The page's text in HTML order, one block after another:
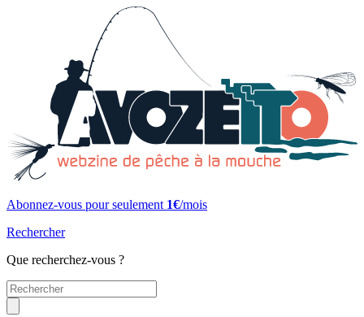
Abonnez-vous pour seulement 1€/mois
Rechercher
Que recherchez-vous ?